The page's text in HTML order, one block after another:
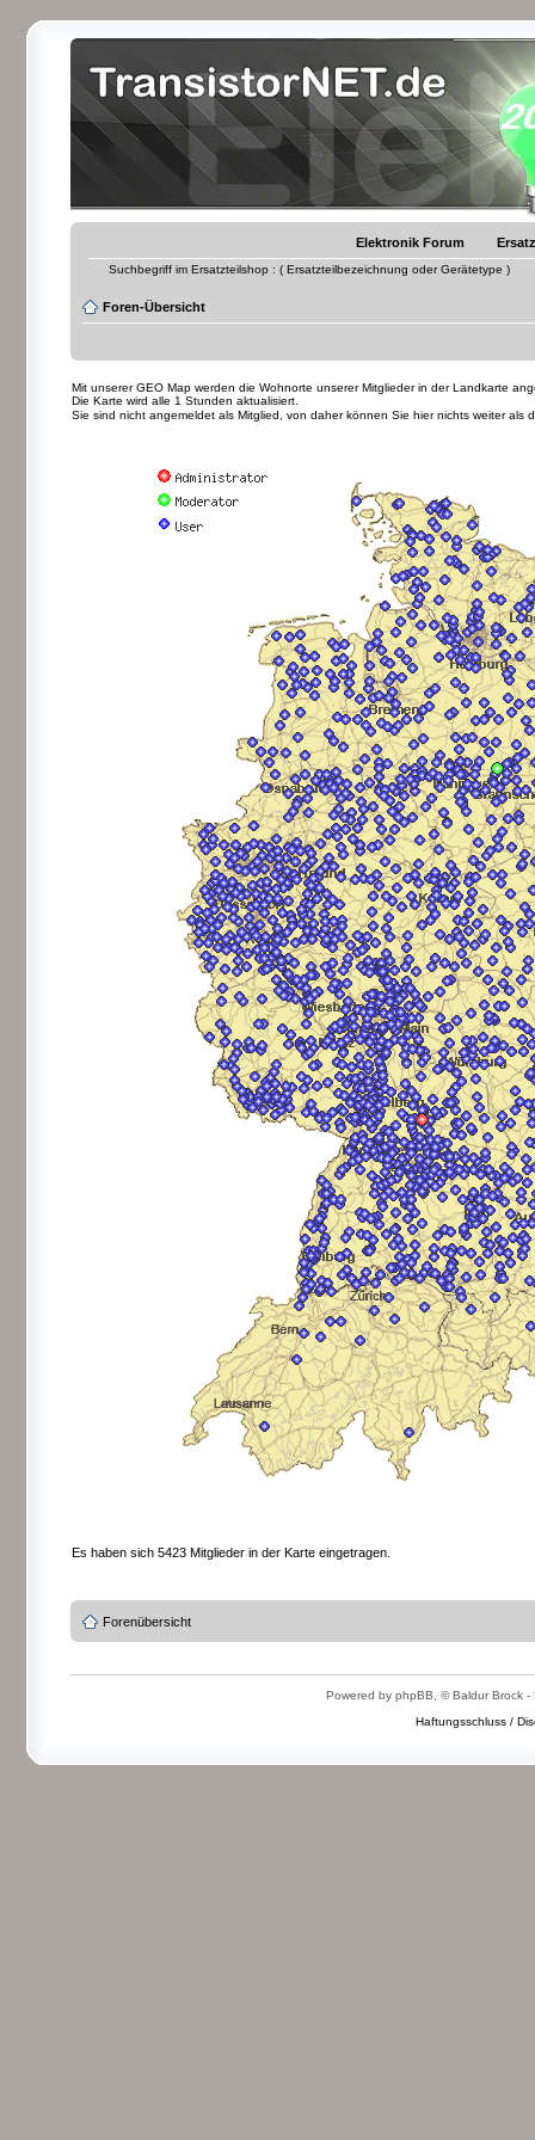
Elektronik Forum
Suchbegriff im Ersatzteilshop : ( Ersatzteilbezeichnung oder Gerätetype )
Foren-Übersicht
Mit unserer GEO Map werden die Wohnorte unserer Mitglieder in der Landkarte
Die Karte wird alle 1 Stunden aktualisiert.
Sie sind nicht angemeldet als Mitglied, von daher können Sie hier nichts weiter als
Es haben sich 5423 Mitglieder in der Karte eingetragen.
Forenübersicht
Powered by phpBB, © Baldur Brock -
Haftungsschluss /